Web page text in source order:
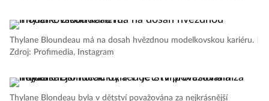
Thylane Bloundeau má na dosah hvězdnou modelkovskou kariéru.
Zdroj: Profimedia, Instagram
Thylane Blondeau byla v dětství považována za nejkrásnější